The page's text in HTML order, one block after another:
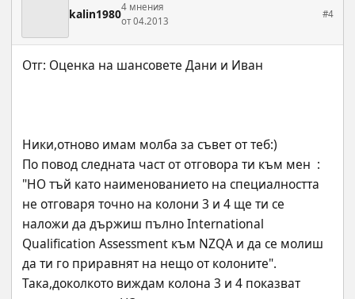
kalin19804 мнения
от 04.2013
#4
Ники,отново имам молба за съвет от теб:)
По повод следната част от отговора ти към мен  :
"НО тъй като наименованието на специалността
не отговаря точно на колони 3 и 4 ще ти се
наложи да държиш пълно International
Qualification Assessment към NZQA и да се молиш
да ти го приравнят на нещо от колоните".
Така,доколкото виждам колона 3 и 4 показват